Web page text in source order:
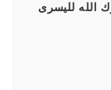
الله لليسرى